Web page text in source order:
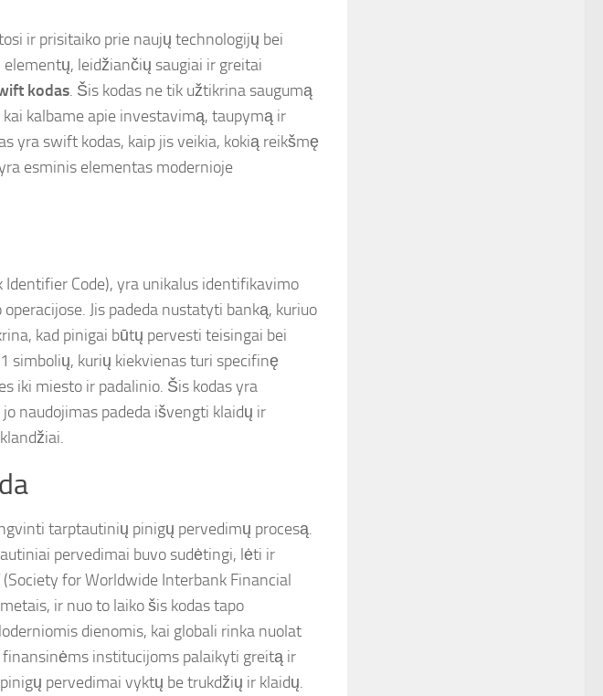
ir prisitaiko prie naujų technologijų bei
leidžiančių saugiai ir greitai
kodas. Šis kodas ne tik užtikrina saugumą
kalbame apie investavimą, taupymą ir
yra swift kodas, kaip jis veikia, kokią reikšmę
esminis elementas modernioje
Identifier Code), yra unikalus identifikavimo
Jis padeda nustatyti banką, kuriuo
kad pinigai būtų pervesti teisingai bei
simbolių, kurių kiekvienas turi specifinę
iki miesto ir padalinio. Šis kodas yra
naudojimas padeda išvengti klaidų ir
tarptautinių pinigų pervedimų procesą.
pervedimai buvo sudėtingi, lėti ir
for Worldwide Interbank Financial
ir nuo to laiko šis kodas tapo
dienomis, kai globali rinka nuolat
institucijoms palaikyti greitą ir
pervedimai vyktų be trukdžių ir klaidų.